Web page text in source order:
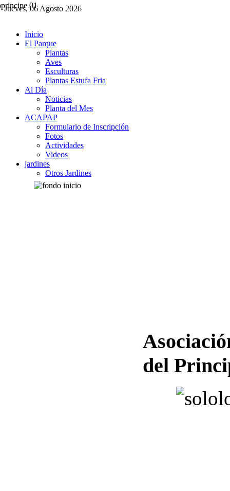
Jueves, 06 Agosto 2026
Inicio
El Parque
Plantas
Aves
Esculturas
Plantas Estufa Fria
Al Día
Noticias
Planta del Mes
ACAPAP
Formulario de Inscripción
Fotos
Actividades
Videos
jardines
Otros Jardines
del